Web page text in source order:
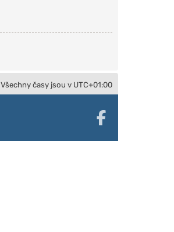
Všechny časy jsou v UTC+01:00